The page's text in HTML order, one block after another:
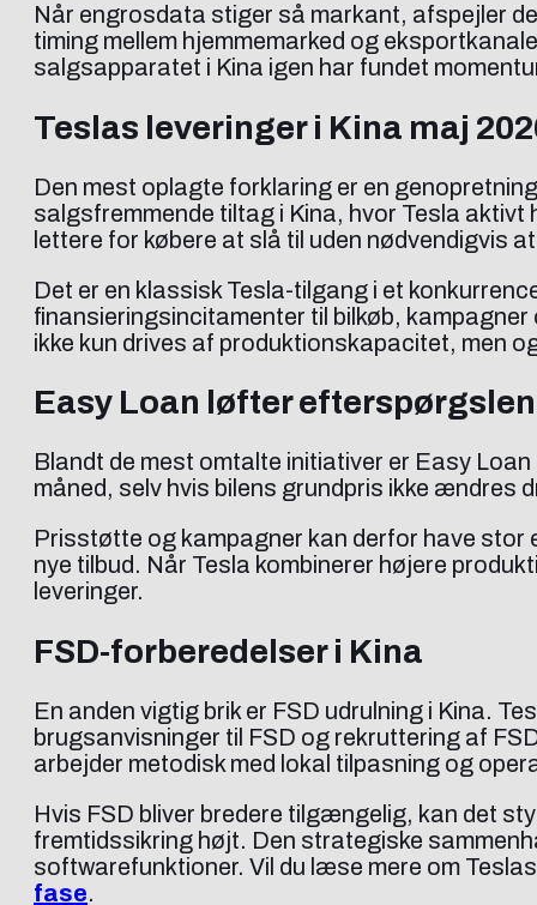
Når engrosdata stiger så markant, afspejler
timing mellem hjemmemarked og
salgsapparatet i Kina igen har fundet
Teslas leveringer i Kina maj
Den mest oplagte forklaring er en
salgsfremmende tiltag i Kina, hvor Tesla
lettere for købere at slå til uden nødvendigvis
Det er en klassisk Tesla-tilgang i et
finansieringsincitamenter til bilkøb,
ikke kun drives af produktionskapacitet, men
Easy Loan løfter efterspørgslen
Blandt de mest omtalte initiativer er Easy
måned, selv hvis bilens grundpris ikke ændres
Prisstøtte og kampagner kan derfor have stor
nye tilbud. Når Tesla kombinerer højere
leveringer.
FSD-forberedelser i Kina
En anden vigtig brik er FSD udrulning i Kina.
brugsanvisninger til FSD og rekruttering af
arbejder metodisk med lokal tilpasning og
Hvis FSD bliver bredere tilgængelig, kan det
fremtidssikring højt. Den strategiske
softwarefunktioner. Vil du læse mere om
fase.